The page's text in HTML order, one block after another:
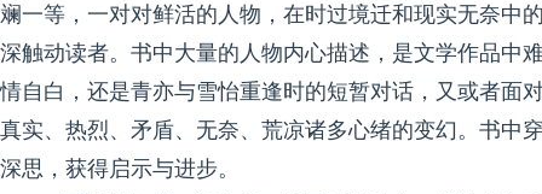
斓一等，一对对鲜活的人物，在时过境迁和现实无奈中
深触动读者。书中大量的人物内心描述，是文学作品中
情自白，还是青亦与雪怡重逢时的短暂对话，又或者面
真实、热烈、矛盾、无奈、荒凉诸多心绪的变幻。书中
深思，获得启示与进步。